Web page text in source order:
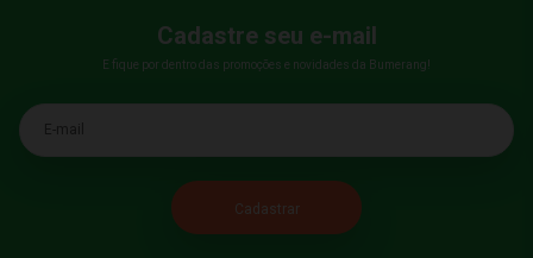
Cadastre seu e-mail
E fique por dentro das promoções e novidades da Bumerang!
E-mail